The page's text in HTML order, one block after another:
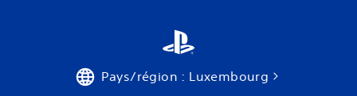
Pays/région : Luxembourg